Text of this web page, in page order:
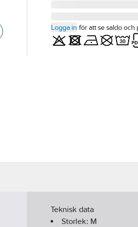
Logga in för att se saldo och
Teknisk data
Storlek: M